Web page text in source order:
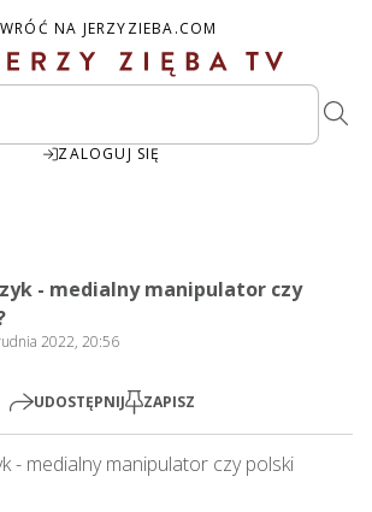
WRÓĆ NA JERZYZIEBA.COM
ZALOGUJ SIĘ
Play
- medialny manipulator czy
2022, 20:56
UDOSTĘPNIJ ZAPISZ
- medialny manipulator czy polski